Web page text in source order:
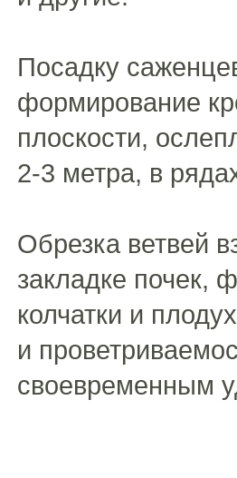
Посадку
формирование
плоскости,
2-3 метра, в
Обрезка ветвей
закладке почек,
колчатки и
и
своевременным